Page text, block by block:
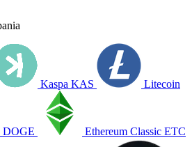
Kaspa KAS Litecoin
DOGE Ethereum Classic ETC